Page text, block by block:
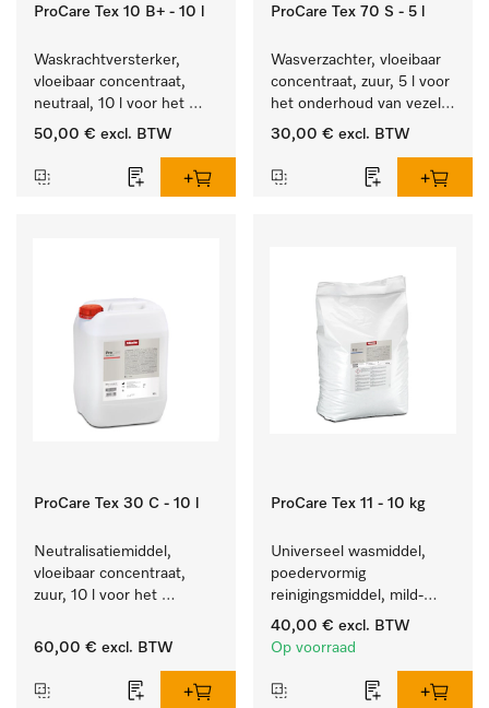
ProCare Tex 10 B+ - 10 l
Waskrachtversterker,
vloeibaar concentraat,
neutraal, 10 l voor het
effectief verwijderen van
50,00 € excl. BTW
ProCare Tex 70 S - 5 l
Wasverzachter, vloeibaar
concentraat, zuur, 5 l voor
het onderhoud van vezels
zodat het textiel lang
30,00 € excl. BTW
ProCare Tex 30 C - 10 l
Neutralisatiemiddel,
vloeibaar concentraat,
zuur, 10 l voor het
het textiel door
60,00 € excl. BTW
ProCare Tex 11 - 10 kg
Universeel wasmiddel,
poedervormig
reinigingsmiddel, mild-
alkalisch, 10 kg voor het
reinigen van wit wasgoed
40,00 € excl. BTW
Op voorraad